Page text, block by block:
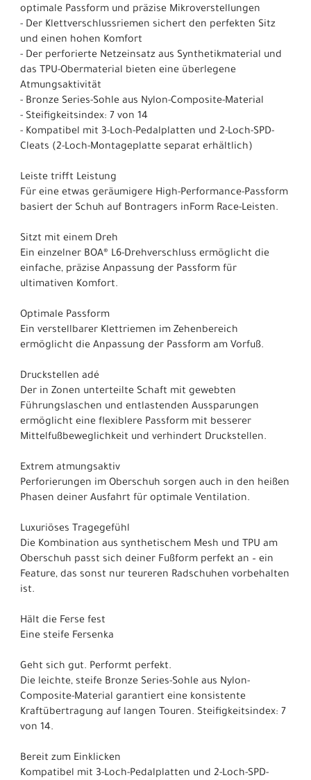
optimale Passform und präzise Mikroverstellungen
- Der Klettverschlussriemen sichert den perfekten Sitz
und einen hohen Komfort
- Der perforierte Netzeinsatz aus Synthetikmaterial und
das TPU-Obermaterial bieten eine überlegene
Atmungsaktivität
- Bronze Series-Sohle aus Nylon-Composite-Material
- Steifigkeitsindex: 7 von 14
- Kompatibel mit 3-Loch-Pedalplatten und 2-Loch-SPD-
Cleats (2-Loch-Montageplatte separat erhältlich)
Leiste trifft Leistung
Für eine etwas geräumigere High-Performance-Passform
basiert der Schuh auf Bontragers inForm Race-Leisten.
Sitzt mit einem Dreh
Ein einzelner BOA® L6-Drehverschluss ermöglicht die
einfache, präzise Anpassung der Passform für
ultimativen Komfort.
Optimale Passform
Ein verstellbarer Klettriemen im Zehenbereich
ermöglicht die Anpassung der Passform am Vorfuß.
Druckstellen adé
Der in Zonen unterteilte Schaft mit gewebten
Führungslaschen und entlastenden Aussparungen
ermöglicht eine flexiblere Passform mit besserer
Mittelfußbeweglichkeit und verhindert Druckstellen.
Extrem atmungsaktiv
Perforierungen im Oberschuh sorgen auch in den heißen
Phasen deiner Ausfahrt für optimale Ventilation.
Luxuriöses Tragegefühl
Die Kombination aus synthetischem Mesh und TPU am
Oberschuh passt sich deiner Fußform perfekt an – ein
Feature, das sonst nur teureren Radschuhen vorbehalten
ist.
Hält die Ferse fest
Eine steife Fersenka
Geht sich gut. Performt perfekt.
Die leichte, steife Bronze Series-Sohle aus Nylon-
Composite-Material garantiert eine konsistente
Kraftübertragung auf langen Touren. Steifigkeitsindex: 7
von 14.
Bereit zum Einklicken
Kompatibel mit 3-Loch-Pedalplatten und 2-Loch-SPD-